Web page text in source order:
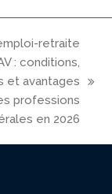
retraite
: conditions,
et avantages
professions
en 2026